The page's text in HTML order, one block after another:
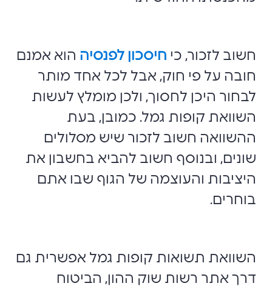
חשוב לזכור, כי חיסכון לפנסיה הוא אמנם
חובה על פי חוק, אבל לכל אחד מותר
לבחור היכן לחסוך, ולכן מומלץ לעשות
השוואת קופות גמל. כמובן, בעת
ההשוואה חשוב לזכור שיש מסלולים
שונים, ובנוסף חשוב להביא בחשבון את
היציבות והעוצמה של הגוף שבו אתם
בוחרים.
השוואת תשואות קופות גמל אפשרית גם
דרך אתר רשות שוק ההון, הביטוח